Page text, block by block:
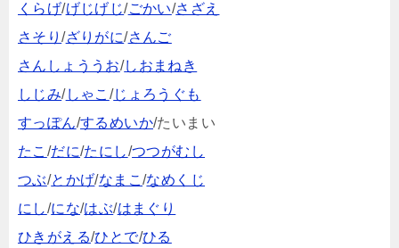
くらげ/げじげじ/ごかい/さざえ
さそり/ざりがに/さんご
さんしょううお/しおまねき
しじみ/しゃこ /じょろうぐも
すっぽん/するめいか/たいまい
たこ /だに/たにし/つつがむし
つぶ/とかげ/なまこ/なめくじ
にし/にな/はぶ/はまぐり
ひきがえる/ひとで/ひる